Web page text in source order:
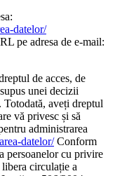
datelor/
pe adresa de e-mail:
de acces, de
unei decizii
aveți dreptul
vă privesc și să
administrarea
datelor/Conform
persoanelor cu privire
circulație a